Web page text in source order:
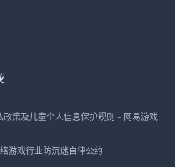
政策及儿童个人信息保护规则 - 网易游戏
游戏行业防沉迷自律公约